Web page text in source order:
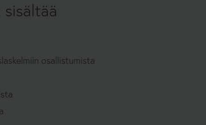
osallistumista